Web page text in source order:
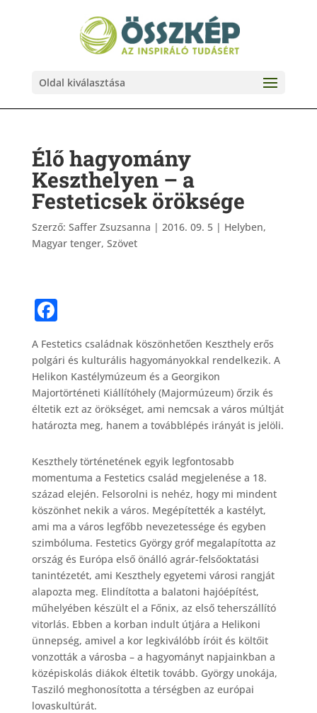
Oldal kiválasztása
Élő hagyomány
Keszthelyen – a
Festeticsek öröksége
Szerző: Saffer Zsuzsanna | 2016. 09. 5| Helyben,
Magyar tenger, Szövet
F
a
c
e
b
o
k
A Festetics családnak köszönhetően Keszthely erős
polgári és kulturális hagyományokkal rendelkezik. A
Helikon Kastélymúzeum és a Georgikon
Majortörténeti Kiállítóhely (Majormúzeum) őrzik és
éltetik ezt az örökséget, ami nemcsak a város múltját
határozta meg, hanem a továbblépés irányát is jelöli.
Keszthely történetének egyik legfontosabb
momentuma a Festetics család megjelenése a 18.
század elején. Felsorolni is nehéz, hogy mi mindent
köszönhet nekik a város. Megépítették a kastélyt,
ami ma a város legfőbb nevezetessége és egyben
szimbóluma. Festetics György gróf megalapította az
ország és Európa első önálló agrár-felsőoktatási
tanintézetét, ami Keszthely egyetemi városi rangját
alapozta meg. Elindította a balatoni hajóépítést,
műhelyében készült el a Főnix, az első teherszállító
vitorlás. Ebben a korban indult útjára a Helikoni
ünnepség, amivel a kor legkiválóbb íróit és költőit
vonzották a városba – a hagyományt napjainkban a
középiskolás diákok éltetik tovább. György unokája,
Tasziló meghonosította a térségben az európai
lovaskultúrát.